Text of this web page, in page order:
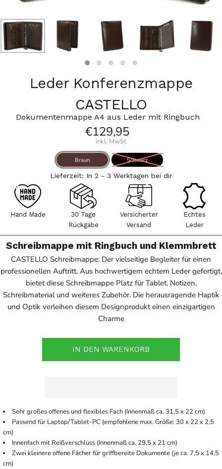
Leder Konferenzmappe
CASTELLO
Dokumentenmappe A4 aus Leder mit Ringbuch
€129,95
inkl. MwSt
Braun Schwarz
Lieferzeit: In 2 - 3 Werktagen bei dir
Hand Made
30 Tage
Rückgabe
Versicherter
Versand
Echtes
Leder
Schreibmappe mit Ringbuch und Klemmbrett
CASTELLO Schreibmappe: Der vielseitige Begleiter für einen
professionellen Auftritt. Aus hochwertigem echtem Leder gefertigt,
bietet diese Schreibmappe Platz für Tablet, Notizen,
Schreibmaterial und weiteres Zubehör. Die herausragende Haptik
und Optik verleihen diesem Designprodukt einen einzigartigen
Charme
IN DEN WARENKORB
Sehr großes offenes und flexibles Fach (Innenmaß ca. 31,5 x 22 cm)
Passend für Laptop/Tablet-PC (empfohlene max. Größe: 30 x 22 x 2,5
cm)
Innenfach mit Reißverschluss (Innenmaß ca. 29,5 x 21 cm)
Zwei kleinere offene Fächer für griffbereite Dokumente (je ca. 7,5 x 14,5
cm)